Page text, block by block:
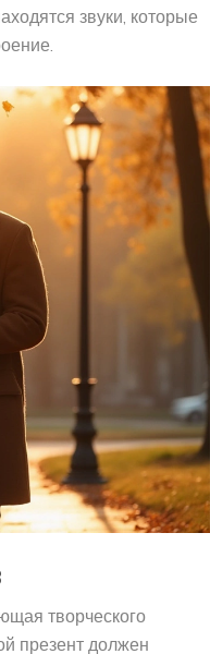
звуки, которые
творческого
презент должен